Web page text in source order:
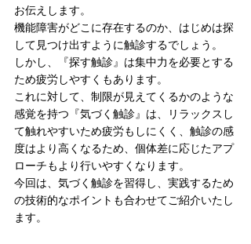
お伝えします。
機能障害がどこに存在するのか、はじめは探
して見つけ出すように触診するでしょう。
しかし、『探す触診』は集中力を必要とする
ため疲労しやすくもあります。
これに対して、制限が見えてくるかのような
感覚を持つ『気づく触診』は、リラックスし
て触れやすいため疲労もしにくく、触診の感
度はより高くなるため、個体差に応じたアプ
ローチもより行いやすくなります。
今回は、気づく触診を習得し、実践するため
の技術的なポイントも合わせてご紹介いたし
ます。